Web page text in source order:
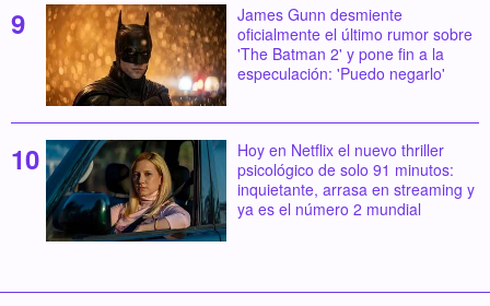
James Gunn desmiente
oficialmente el último rumor sobre
'The Batman 2' y pone fin a la
especulación: 'Puedo negarlo'
Hoy en Netflix el nuevo thriller
psicológico de solo 91 minutos:
inquietante, arrasa en streaming y
ya es el número 2 mundial